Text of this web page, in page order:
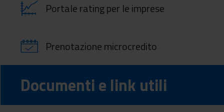
Portale rating per le imprese
Prenotazione microcredito
Documenti e link utili